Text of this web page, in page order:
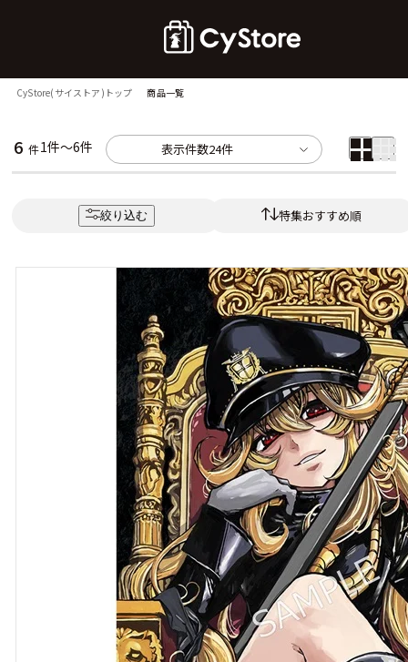
CyStore(サイストア)トップ 商品一覧
6 件1件～6件 表示件数24件
絞り込む 特集おすすめ順